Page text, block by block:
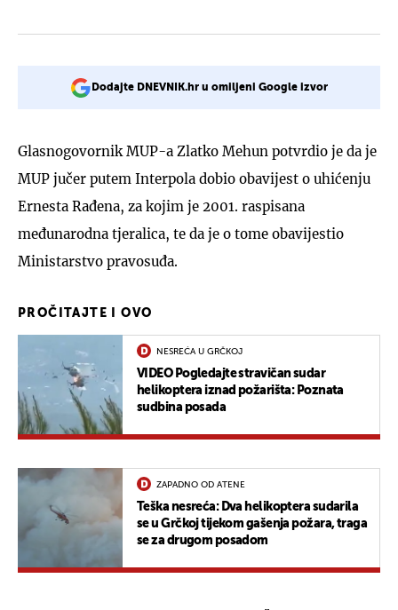
Dodajte DNEVNIK.hr u omiljeni Google izvor
Glasnogovornik MUP-a Zlatko Mehun potvrdio je da je
MUP jučer putem Interpola dobio obavijest o uhićenju
Ernesta Rađena, za kojim je 2001. raspisana
međunarodna tjeralica, te da je o tome obavijestio
Ministarstvo pravosuđa.
PROČITAJTE I OVO
NESREĆA U GRČKOJ
VIDEO Pogledajte stravičan sudar
helikoptera iznad požarišta: Poznata
sudbina posada
ZAPADNO OD ATENE
Teška nesreća: Dva helikoptera sudarila
se u Grčkoj tijekom gašenja požara, traga
se za drugom posadom